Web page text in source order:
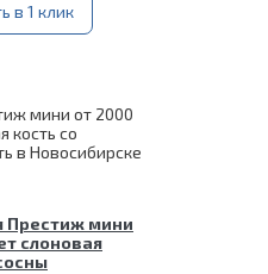
в 1 клик
Престиж мини
слоновая